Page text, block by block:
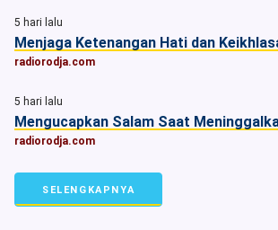
5 hari lalu
Menjaga Ketenangan Hati dan
radiorodja.com
5 hari lalu
Mengucapkan Salam Saat
radiorodja.com
SELENGKAPNYA